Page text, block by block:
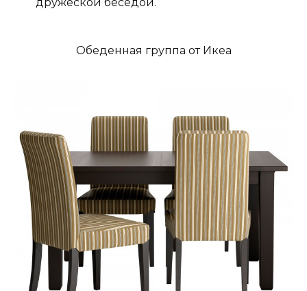
Обеденная группа от Икеа